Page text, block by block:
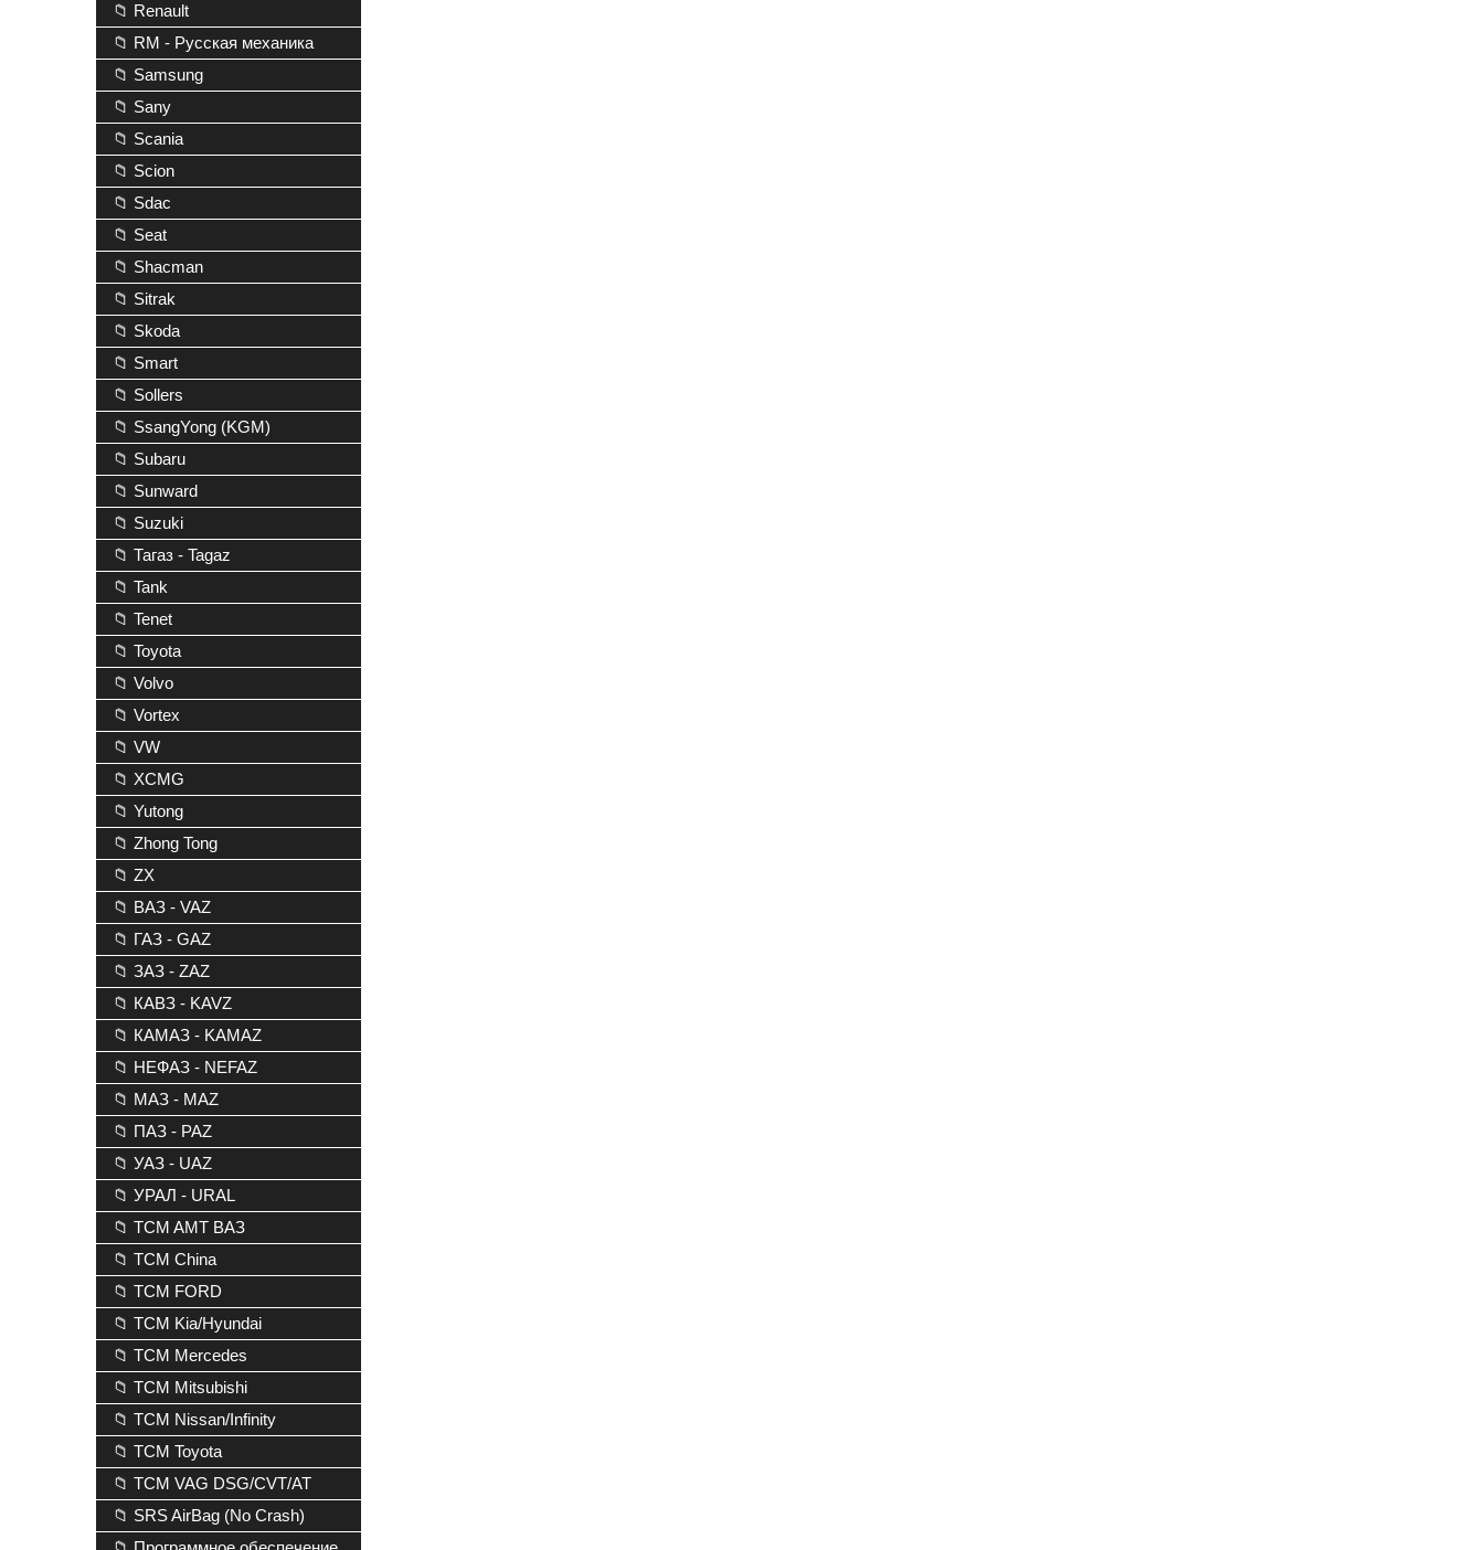
📁 Renault
📁 RM - Русская механика
📁 Samsung
📁 Sany
📁 Scania
📁 Scion
📁 Sdac
📁 Seat
📁 Shacman
📁 Sitrak
📁 Skoda
📁 Smart
📁 Sollers
📁 SsangYong (KGM)
📁 Subaru
📁 Sunward
📁 Suzuki
📁 Тагаз - Tagaz
📁 Tank
📁 Tenet
📁 Toyota
📁 Volvo
📁 Vortex
📁 VW
📁 XCMG
📁 Yutong
📁 Zhong Tong
📁 ZX
📁 ВАЗ - VAZ
📁 ГАЗ - GAZ
📁 ЗАЗ - ZAZ
📁 КАВЗ - KAVZ
📁 КАМАЗ - KAMAZ
📁 НЕФАЗ - NEFAZ
📁 МАЗ - MAZ
📁 ПАЗ - PAZ
📁 УАЗ - UAZ
📁 УРАЛ - URAL
📁 TCM AMT ВАЗ
📁 TCM China
📁 TCM FORD
📁 TCM Kia/Hyundai
📁 TCM Mercedes
📁 TCM Mitsubishi
📁 TCM Nissan/Infinity
📁 TCM Toyota
📁 TCM VAG DSG/CVT/AT
📁 SRS AirBag (No Crash)